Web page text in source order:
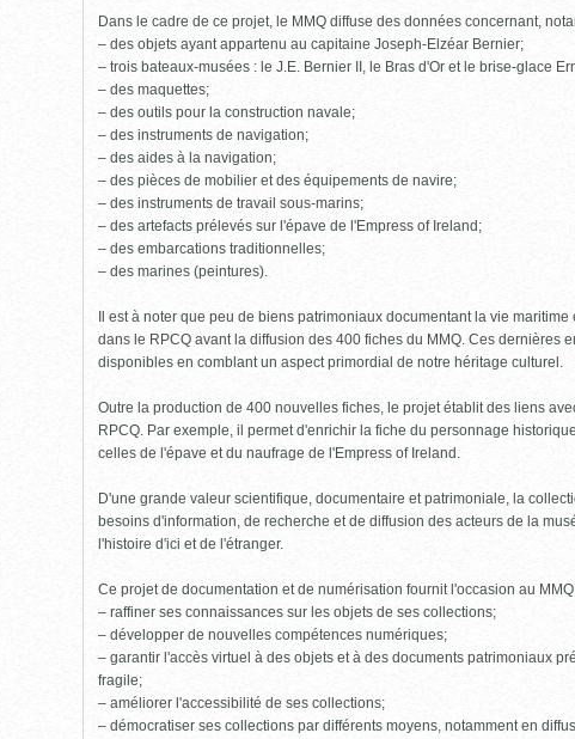
Dans le cadre de ce projet, le MMQ diffuse des données concernant,
– des objets ayant appartenu au capitaine Joseph-Elzéar Bernier;
– trois bateaux-musées : le J.E. Bernier II, le Bras d'Or et le brise-glace
– des maquettes;
– des outils pour la construction navale;
– des instruments de navigation;
– des aides à la navigation;
– des pièces de mobilier et des équipements de navire;
– des instruments de travail sous-marins;
– des artefacts prélevés sur l'épave de l'Empress of Ireland;
– des embarcations traditionnelles;
– des marines (peintures).
Il est à noter que peu de biens patrimoniaux documentant la vie
dans le RPCQ avant la diffusion des 400 fiches du MMQ. Ces dernières
disponibles en comblant un aspect primordial de notre héritage culturel.
Outre la production de 400 nouvelles fiches, le projet établit des liens
RPCQ. Par exemple, il permet d'enrichir la fiche du personnage
celles de l'épave et du naufrage de l'Empress of Ireland.
D'une grande valeur scientifique, documentaire et patrimoniale, la
besoins d'information, de recherche et de diffusion des acteurs de la
l'histoire d'ici et de l'étranger.
Ce projet de documentation et de numérisation fournit l'occasion au
– raffiner ses connaissances sur les objets de ses collections;
– développer de nouvelles compétences numériques;
– garantir l'accès virtuel à des objets et à des documents patrimoniaux
fragile;
– améliorer l'accessibilité de ses collections;
– démocratiser ses collections par différents moyens, notamment en